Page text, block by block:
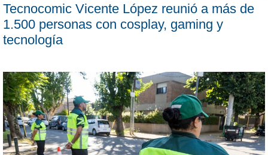
Tecnocomic Vicente López reunió a más de
1.500 personas con cosplay, gaming y
tecnología